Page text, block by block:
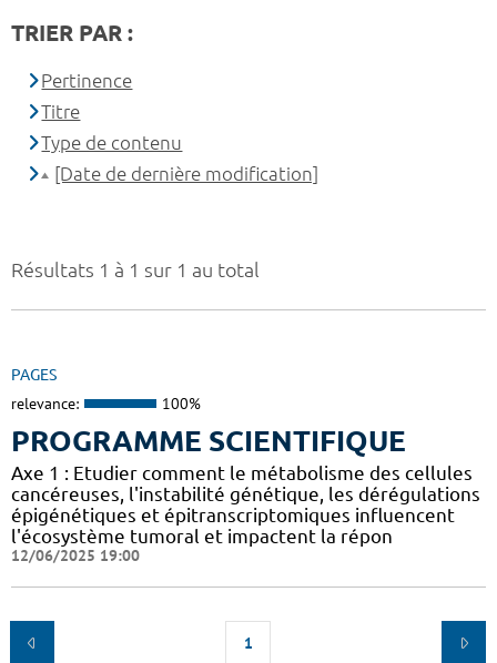
Résultats 1 à 1 sur 1 au total
PAGES
relevance: 100%
PROGRAMME SCIENTIFIQUE
Axe 1 : Etudier comment le métabolisme des cellules
cancéreuses, l'instabilité génétique, les dérégulations
épigénétiques et épitranscriptomiques influencent
l'écosystème tumoral et impactent la répon
12/06/2025 19:00
1
TRIER PAR :
Pertinence
Titre
Type de contenu
[Date de dernière modification]